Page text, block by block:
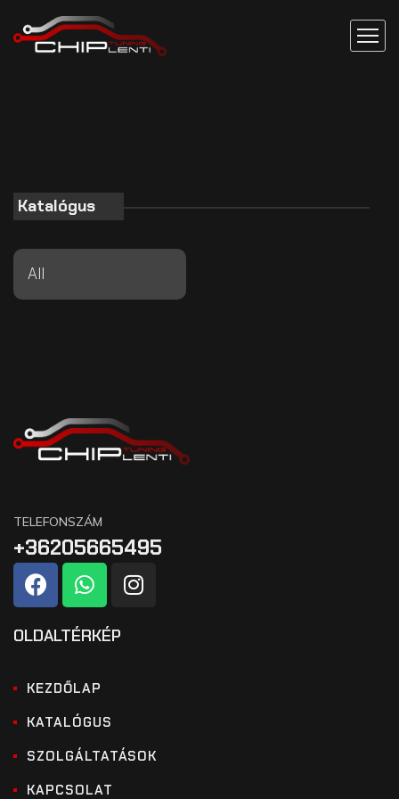
Katalógus
All
TELEFONSZÁM
+36205665495
OLDALTÉRKÉP
KEZDŐLAP
KATALÓGUS
SZOLGÁLTATÁSOK
KAPCSOLAT